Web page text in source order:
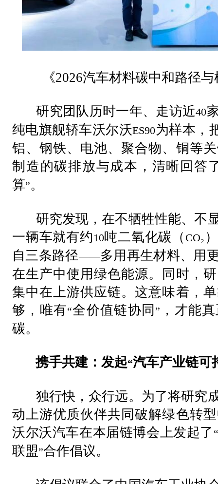
《2026汽车材料碳中和路径
研究团队历时一年、走访近40
纯电旗舰轿车沃尔沃ES90为样本，
铝、钢铁、电池、聚合物、铜等
制造的碳排放与成本，清晰回答
算”。
研究发现，在不牺牲性能、不
一辆车就有约 10吨二氧化碳（ CO₂
自三条路径——多用再生材料、用
在生产中使用绿色能源。同时，
集中在上游供应链。这意味着，
够，唯有“全价值链协同 ” ，才能
碳。
携手共建：发起“汽车产业链可
独行快，众行远。为了将研究
动上游优质伙伴共同破解绿色转
沃尔沃汽车在本届链博会上发起了 “
联盟”合作倡议。